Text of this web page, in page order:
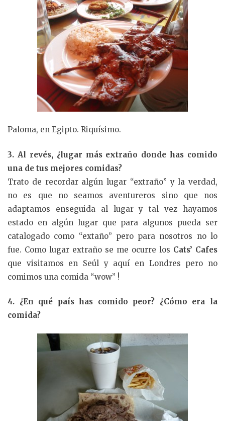
Paloma, en Egipto. Riquísimo.
3. Al revés, ¿lugar más extraño donde has comido
una de tus mejores comidas?
Trato de recordar algún lugar “extraño” y la verdad,
no es que no seamos aventureros sino que nos
adaptamos enseguida al lugar y tal vez hayamos
estado en algún lugar que para algunos pueda ser
catalogado como “extaño” pero para nosotros no lo
fue. Como lugar extraño se me ocurre los Cats’ Cafes
que visitamos en Seúl y aquí en Londres pero no
comimos una comida “wow” !
4. ¿En qué país has comido peor? ¿Cómo era la
comida?